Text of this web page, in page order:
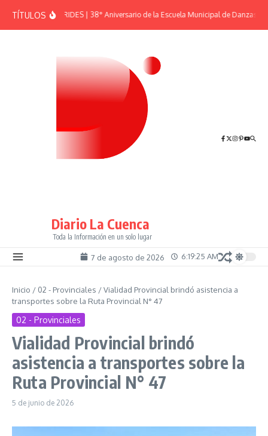
TÍTULOSEFEMÉRIDES | 38° Aniversario de la Escuela Municipal de Danzas “El
Diario La Cuenca
Toda la Información en un solo lugar
7 de agosto de 2026 6:19:26 AM
Inicio / 02 - Provinciales /Vialidad Provincial brindó asistencia a
transportes sobre la Ruta Provincial N° 47
02 - Provinciales
Vialidad Provincial brindó
asistencia a transportes sobre la
Ruta Provincial N° 47
5 de junio de 2026